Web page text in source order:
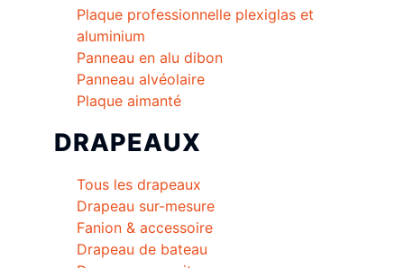
Plaque professionnelle plexiglas et
aluminium
Panneau en alu dibon
Panneau alvéolaire
Plaque aimanté
DRAPEAUX
Tous les drapeaux
Drapeau sur-mesure
Fanion & accessoire
Drapeau de bateau